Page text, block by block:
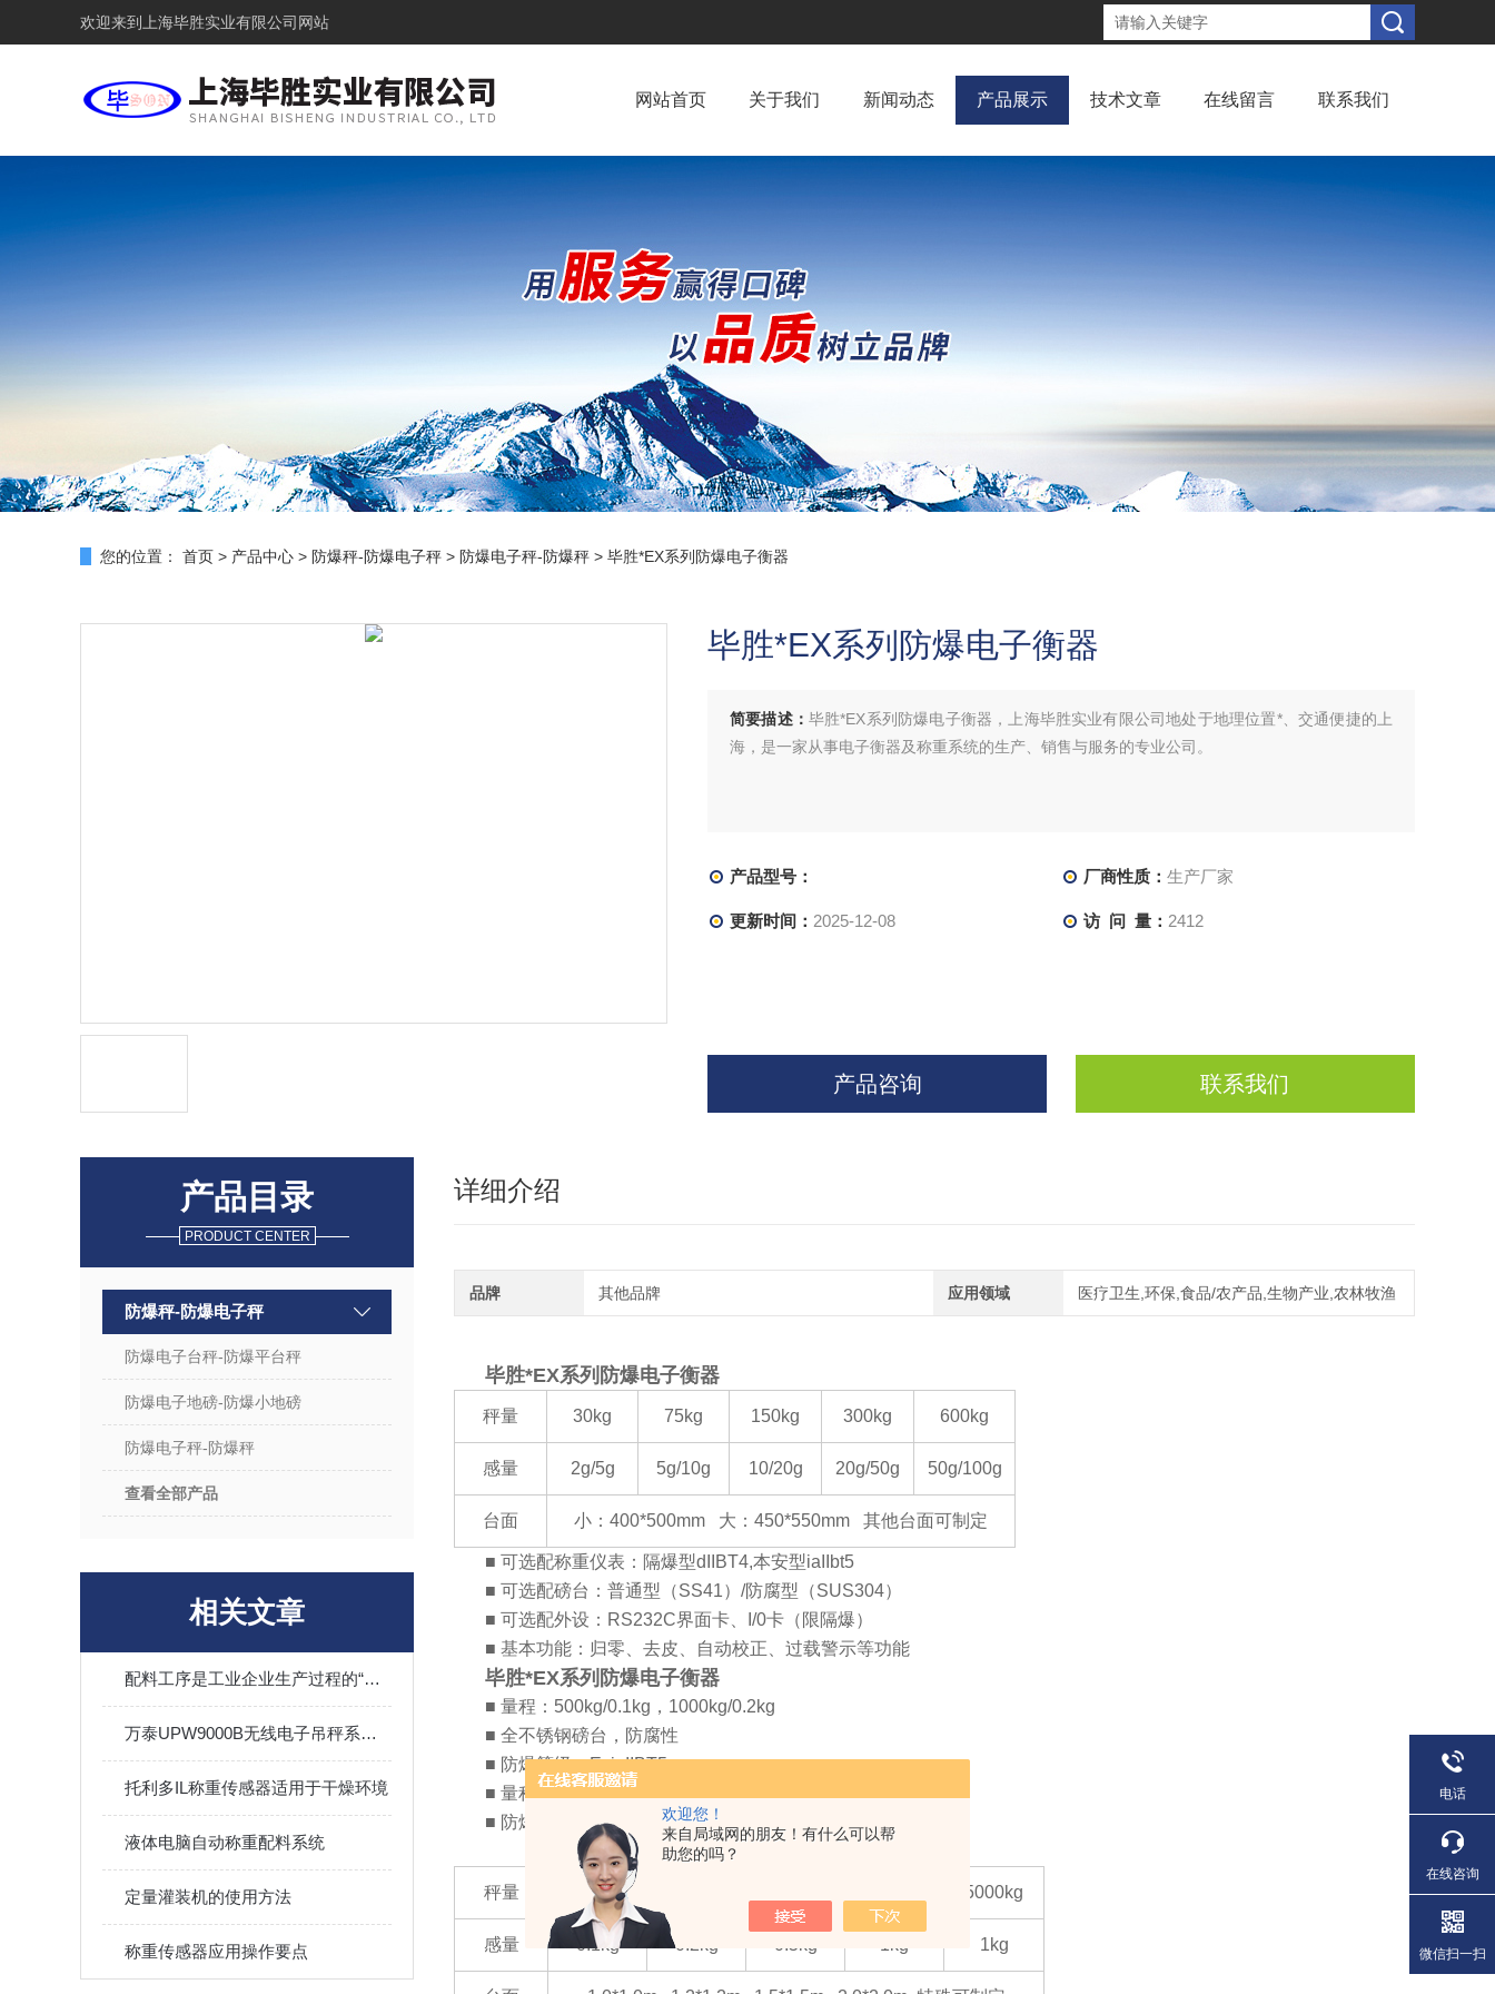
欢迎您！
来自局域网的朋友！有什么可以帮
助您的吗？
欢迎来到 上海毕胜实业有限公司网站
网站首页 关于我们 新闻动态 产品展示 技术文章 在线留言 联系我们
您的位置： 首页 > 产品中心 > 防爆秤-防爆电子秤 > 防爆电子秤-防爆秤 > 毕胜*EX系列防爆电子衡器
毕胜*EX系列防爆电子衡器
简要描述： 毕胜*EX系列防爆电子衡器，上海毕胜实业有限公司地处于地理位置*、交通便捷的上
海，是一家从事电子衡器及称重系统的生产、销售与服务的专业公司。
产品型号： 厂商性质： 生产厂家
更新时间： 2025-12-08 访 问 量： 2412
产品咨询 联系我们
产品目录
PRODUCT CENTER
防爆秤-防爆电子秤
防爆电子台秤-防爆平台秤
防爆电子地磅-防爆小地磅
防爆电子秤-防爆秤
查看全部产品
相关文章
配料工序是工业企业生产过程的“咽喉”
万泰UPW9000B无线电子吊秤系统设置
托利多IL称重传感器适用于干燥环境
液体电脑自动称重配料系统
定量灌装机的使用方法
称重传感器应用操作要点
详细介绍
品牌 其他品牌 应用领域 医疗卫生,环保,食品/农产品,生物产业,农林牧渔
毕胜*EX系列防爆电子衡器
秤量 30kg 75kg 150kg 300kg 600kg
感量 2g/5g 5g/10g 10/20g 20g/50g 50g/100g
台面 小：400*500mm 大：450*550mm 其他台面可制定
■ 可选配称重仪表：隔爆型dIIBT4,本安型iaIIbt5
■ 可选配磅台：普通型（SS41） /防腐型（SUS304）
■ 可选配外设： RS232C界面卡、 I/0卡（限隔爆）
■ 基本功能：归零、去皮、自动校正、过载警示等功能
毕胜*EX系列防爆电子衡器
■ 量程： 500kg/0.1kg ， 1000kg/0.2kg
■ 全不锈钢磅台，防腐性
■ 防爆等级：ExiaIIBT5
■ 量程：1t/0.2kg，3t/0.5kg
■ 防爆等级： ExiaIIBT5
秤量 500kg 5000kg
感量 0.1kg 0.2kg 0.5kg 1kg 1kg
电话
在线咨询
微信扫一扫